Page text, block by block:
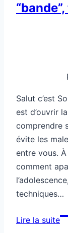
Salut c’est
est d’ouvrir
comprendre
évite les
entre vous.
comment
techniques…
Lire la suite